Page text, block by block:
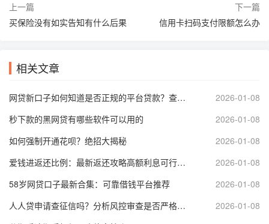
上一篇
买保险没有如实告知有什么后果
下一篇
信用卡扫码支付限额怎么办
相关文章
网贷新口子如何知道是否正规的平台贷款？查询资质、看评分，安心借款
2026-01-08
秒下款的黑网贷有哪些软件可以用的
2026-01-08
如何强制开通花呗？绝招大揭秘
2026-01-08
爱钱进返还比例：最新返还攻略高额利息可行吗？
2026-01-08
58岁网贷口子最新合集：可靠借钱平台推荐
2026-01-08
人人贷申请查征信吗？分析风控审查是否严格影响借款
2026-01-08